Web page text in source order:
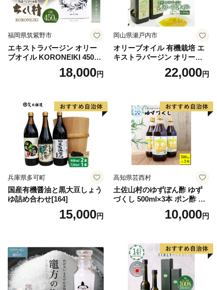
福岡県筑紫野市
エキストラバージン オリー
ブオイル KORONEIKI 450g
[筑前たなか油屋 福岡県 筑紫
野市 21760403] 油 食用油 オ
18,000円
岡山県瀬戸内市
オリーブオイル 有機栽培 エ
キストラバージン オリーブ
オイル シングル 2本 セット
オーガニック 調味料 油 オリ
22,000円
兵庫県多可町
国産有機醤油と黒大豆しょう
ゆ詰め合わせ[164]
15,000円
高知県芸西村
土佐山村のゆずぽん酢 ゆず
づくし 500ml×3本 ポン酢 ポ
ンズ ゆず 柚子 調味料 さっぱ
り 美味しい おいしい 鍋 しゃ
10,000円